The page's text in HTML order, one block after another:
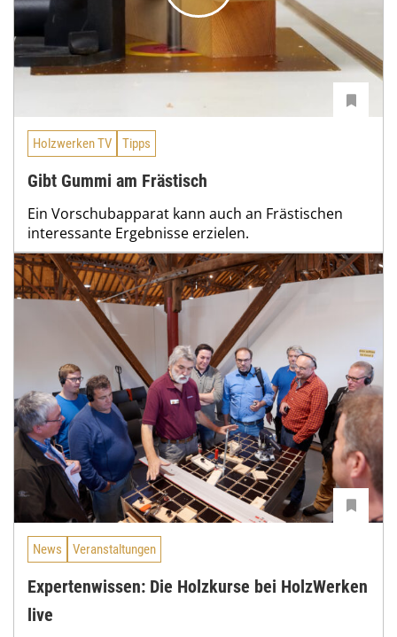
Holzwerken TV Tipps
Gibt Gummi am Frästisch
Ein Vorschubapparat kann auch an Frästischen
interessante Ergebnisse erzielen.
News Veranstaltungen
Expertenwissen: Die Holzkurse bei HolzWerken
live